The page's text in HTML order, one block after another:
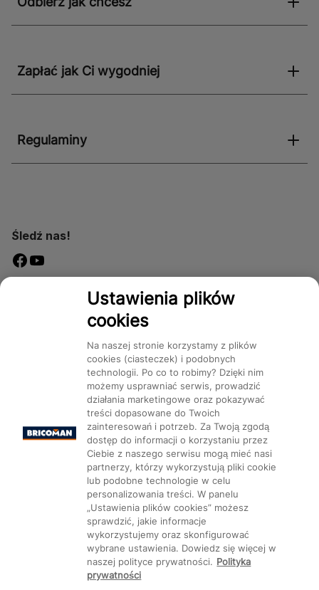
Zapłać jak Ci wygodniej
Regulaminy
Śledź nas!
Dostępność
Kategorie Produkty Marki CMS
Ustawienia plików cookie
Ustawienia plików
cookies
Na naszej stronie korzystamy z plików
cookies (ciasteczek) i podobnych
technologii. Po co to robimy? Dzięki nim
możemy usprawniać serwis, prowadzić
działania marketingowe oraz pokazywać
treści dopasowane do Twoich
zainteresowań i potrzeb. Za Twoją zgodą
dostęp do informacji o korzystaniu przez
Ciebie z naszego serwisu mogą mieć nasi
partnerzy, którzy wykorzystują pliki cookie
lub podobne technologie w celu
personalizowania treści. W panelu
„Ustawienia plików cookies” możesz
sprawdzić, jakie informacje
wykorzystujemy oraz skonfigurować
wybrane ustawienia. Dowiedz się więcej w
naszej polityce prywatności. Polityka
prywatności